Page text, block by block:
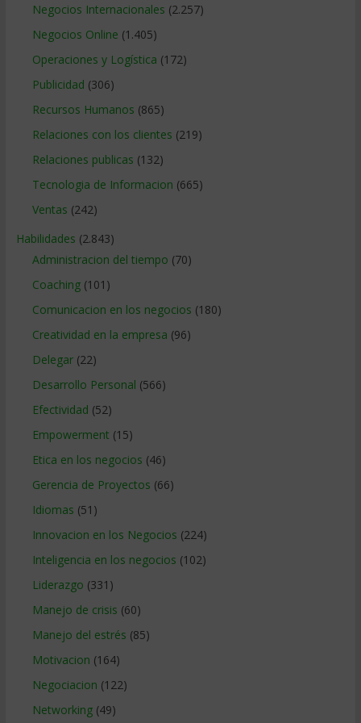
Negocios Internacionales (2.257)
Negocios Online (1.405)
Operaciones y Logística (172)
Publicidad (306)
Recursos Humanos (865)
Relaciones con los clientes (219)
Relaciones publicas (132)
Tecnologia de Informacion (665)
Ventas (242)
Habilidades (2.843)
Administracion del tiempo (70)
Coaching(101)
Comunicacion en los negocios (180)
Creatividad en la empresa (96)
Delegar(22)
Desarrollo Personal (566)
Efectividad (52)
Empowerment (15)
Etica en los negocios (46)
Gerencia de Proyectos (66)
Idiomas (51)
Innovacion en los Negocios (224)
Inteligencia en los negocios (102)
Liderazgo (331)
Manejo de crisis (60)
Manejo del estrés (85)
Motivacion (164)
Negociacion (122)
Networking(49)